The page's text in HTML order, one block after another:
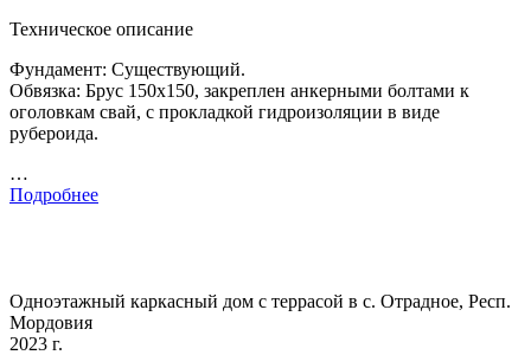
Техническое описание
Фундамент: Существующий.
Обвязка: Брус 150х150, закреплен анкерными болтами к
оголовкам свай, с прокладкой гидроизоляции в виде
рубероида.
…
Подробнее
Одноэтажный каркасный дом с террасой в с. Отрадное, Респ.
Мордовия
2023 г.